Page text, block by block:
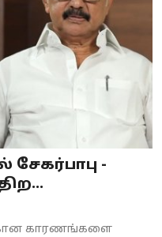
-
காரணங்களை